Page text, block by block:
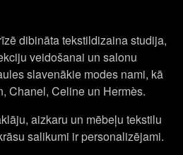
dibināta tekstildizaina studija,
veidošanai un salonu
slavenākie modes nami, kā
Chanel, Celine un Hermès.
aizkaru un mēbeļu tekstilu
salikumi ir personalizējami.